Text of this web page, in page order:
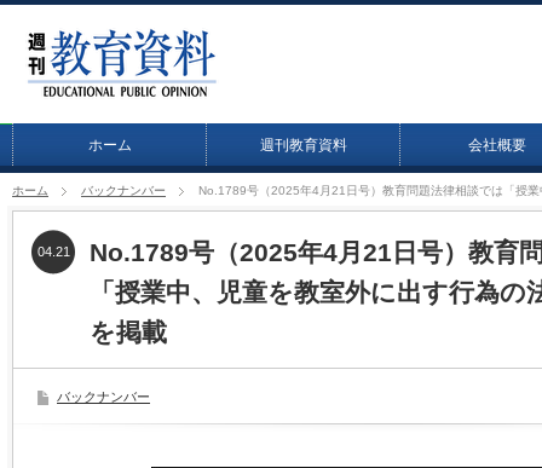
ホーム 週刊教育資料 会社概要
ホーム バックナンバー No.1789号（2025年4月21日号）教育問題法律相談では「授
No.1789号（2025年4月21日号）教育
「授業中、児童を教室外に出す行為の
を掲載
04.21
バックナンバー